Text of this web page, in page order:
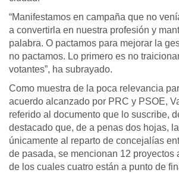
“Manifestamos en campaña que no
a convertirla en nuestra profesión y
palabra. O pactamos para mejorar la
no pactamos. Lo primero es no
votantes”, ha subrayado.
Como muestra de la poca relevancia
acuerdo alcanzado por PRC y PSOE,
referido al documento que lo suscribe,
destacado que, de a penas dos hojas,
únicamente al reparto de concejalías
de pasada, se mencionan 12 proyectos
de los cuales cuatro están a punto de